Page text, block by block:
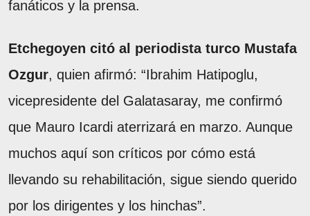
fanáticos y la prensa.
Etchegoyen citó al periodista turco Mustafa
Ozgur, quien afirmó: “Ibrahim Hatipoglu,
vicepresidente del Galatasaray, me confirmó
que Mauro Icardi aterrizará en marzo. Aunque
muchos aquí son críticos por cómo está
llevando su rehabilitación, sigue siendo querido
por los dirigentes y los hinchas”.